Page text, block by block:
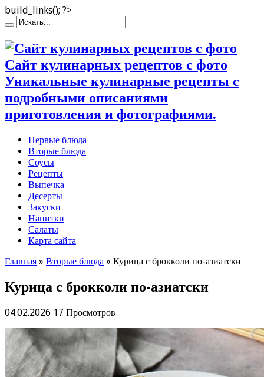
build_links(); ?>
Сайт кулинарных рецептов с фото
Уникальные кулинарные рецепты с
подробными описаниями
приготовления и фотографиями.
Первые блюда
Вторые блюда
Соусы
Рецепты
Выпечка
Десерты
Закуски
Напитки
Салаты
Карта сайта
Главная » Вторые блюда » Курица с брокколи по-азиатски
Курица с брокколи по-азиатски
04.02.2026 17 Просмотров